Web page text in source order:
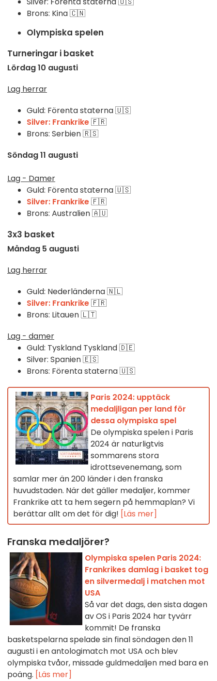
Brons: Kina 🇨🇳
Olympiska spelen
Turneringar i basket
Lördag 10 augusti
Lag herrar
Guld: Förenta staterna 🇺🇸
Silver: Frankrike🇫🇷
Brons: Serbien 🇷🇸
Söndag 11 augusti
Lag - Damer
Guld: Förenta staterna 🇺🇸
Silver: Frankrike🇫🇷
Brons: Australien 🇦🇺
3x3 basket
Måndag 5 augusti
Lag herrar
Guld: Nederländerna 🇳🇱
Silver: Frankrike🇫🇷
Brons: Litauen 🇱🇹
Lag - damer
Guld: Tyskland Tyskland 🇩🇪
Silver: Spanien 🇪🇸
Brons: Förenta staterna 🇺🇸
Paris 2024: upptäck
medaljligan per land för
dessa olympiska spel
De olympiska spelen i Paris
2024 är naturligtvis
sommarens stora
idrottsevenemang, som
samlar mer än 200 länder i den franska
huvudstaden. När det gäller medaljer, kommer
Frankrike att ta hem segern på hemmaplan? Vi
berättar allt om det för dig! [Läs mer]
Franska medaljörer?
Olympiska spelen Paris 2024:
Frankrikes damlag i basket tog
en silvermedalj i matchen mot
USA
Så var det dags, den sista dagen
av OS i Paris 2024 har tyvärr
kommit! De franska
basketspelarna spelade sin final söndagen den 11
augusti i en antologimatch mot USA och blev
olympiska tvåor, missade guldmedaljen med bara en
poäng. [Läs mer]